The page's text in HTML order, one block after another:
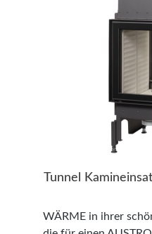
Tunnel
WÄRME in ihrer